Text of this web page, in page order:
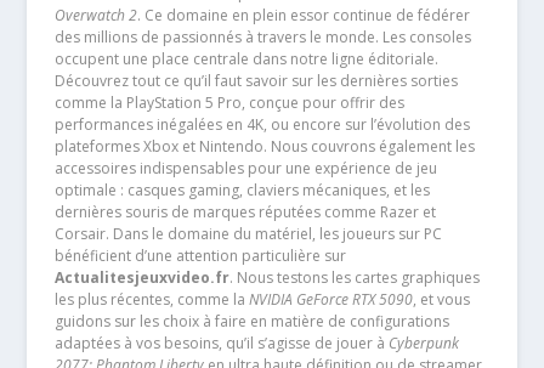
Overwatch 2. Ce domaine en plein essor continue de fédérer
des millions de passionnés à travers le monde. Les consoles
occupent une place centrale dans notre ligne éditoriale.
Découvrez tout ce qu’il faut savoir sur les dernières sorties
comme la PlayStation 5 Pro, conçue pour offrir des
performances inégalées en 4K, ou encore sur l’évolution des
plateformes Xbox et Nintendo. Nous couvrons également les
accessoires indispensables pour une expérience de jeu
optimale : casques gaming, claviers mécaniques, et les
dernières souris de marques réputées comme Razer et
Corsair. Dans le domaine du matériel, les joueurs sur PC
bénéficient d’une attention particulière sur
Actualitesjeuxvideo.fr. Nous testons les cartes graphiques
les plus récentes, comme la NVIDIA GeForce RTX 5090, et vous
guidons sur les choix à faire en matière de configurations
adaptées à vos besoins, qu’il s’agisse de jouer à Cyberpunk